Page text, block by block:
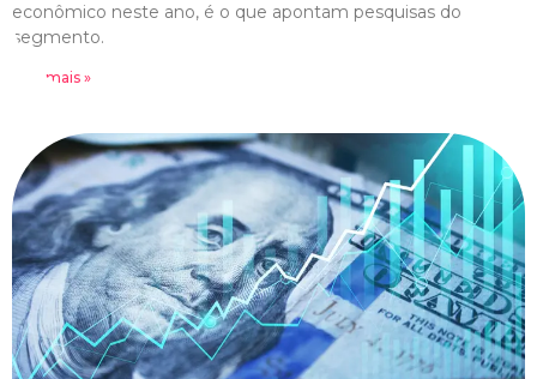
econômico neste ano, é o que apontam pesquisas do
segmento.
Leia mais »